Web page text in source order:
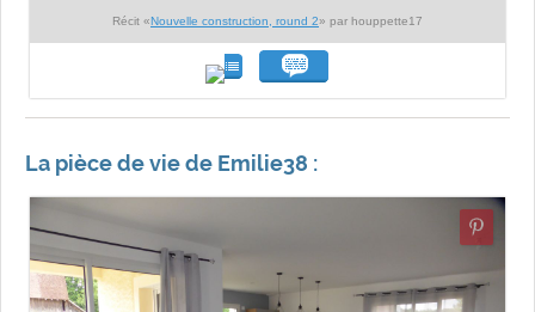
Récit «Nouvelle construction, round 2» par houppette17
La pièce de vie de Emilie38 :